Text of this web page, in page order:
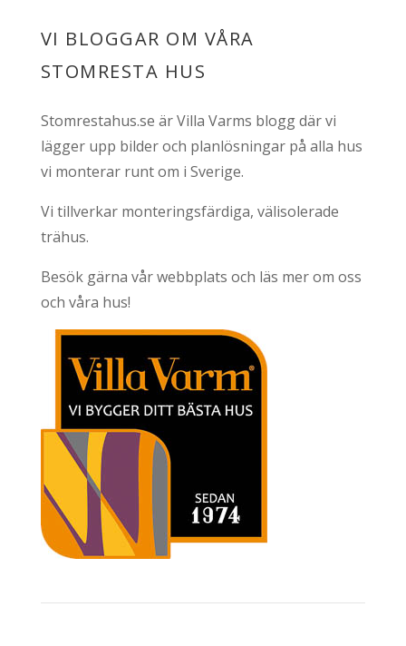
VI BLOGGAR OM VÅRA
STOMRESTA HUS
Stomrestahus.se är Villa Varms blogg där vi
lägger upp bilder och planlösningar på alla hus
vi monterar runt om i Sverige.
Vi tillverkar monteringsfärdiga, välisolerade
trähus.
Besök gärna vår webbplats och läs mer om oss
och våra hus!